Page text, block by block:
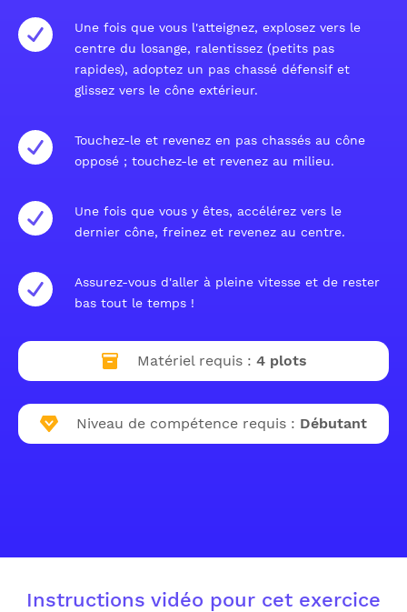
Une fois que vous l'atteignez, explosez vers le
centre du losange, ralentissez (petits pas
rapides), adoptez un pas chassé défensif et
glissez vers le cône extérieur.
Touchez-le et revenez en pas chassés au cône
opposé ; touchez-le et revenez au milieu.
Une fois que vous y êtes, accélérez vers le
dernier cône, freinez et revenez au centre.
Assurez-vous d'aller à pleine vitesse et de rester
bas tout le temps !
Matériel requis : 4 plots
Niveau de compétence requis : Débutant
Instructions vidéo pour cet exercice